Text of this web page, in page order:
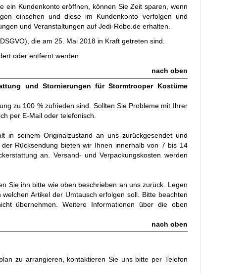
ein Kundenkonto eröffnen, können Sie Zeit sparen, wenn
einsehen und diese im Kundenkonto verfolgen und
und Veranstaltungen auf Jedi-Robe.de erhalten.
die am 25. Mai 2018 in Kraft getreten sind.
oder entfernt werden.
nach oben
und Stornierungen für Stormtrooper Kostüme
zu 100 % zufrieden sind. Sollten Sie Probleme mit Ihrer
per E-Mail oder telefonisch.
in seinem Originalzustand an uns zurückgesendet und
Rücksendung bieten wir Ihnen innerhalb von 7 bis 14
an. Versand- und Verpackungskosten werden
Sie ihn bitte wie oben beschrieben an uns zurück. Legen
Artikel der Umtausch erfolgen soll. Bitte beachten
übernehmen. Weitere Informationen über die oben
nach oben
zu arrangieren, kontaktieren Sie uns bitte per Telefon